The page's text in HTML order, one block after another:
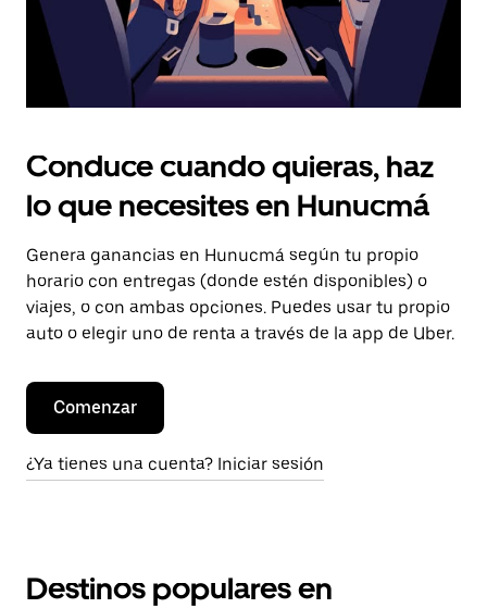
Conduce cuando quieras, haz
lo que necesites en Hunucmá
Genera ganancias en Hunucmá según tu propio
horario con entregas (donde estén disponibles) o
viajes, o con ambas opciones. Puedes usar tu propio
auto o elegir uno de renta a través de la app de Uber.
Comenzar
¿Ya tienes una cuenta? Iniciar sesión
Destinos populares en